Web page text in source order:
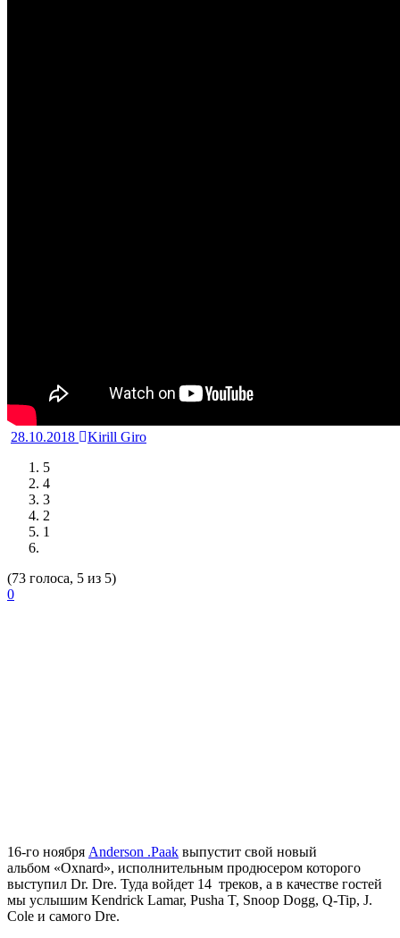
28.10.2018
Kirill Giro
5
4
3
2
1
(73 голоса, 5 из 5)
0
16-го ноября Anderson .Paak выпустит свой новый
альбом «Oxnard», исполнительным продюсером которого
выступил Dr. Dre. Туда войдет 14 треков, а в качестве гостей
мы услышим Kendrick Lamar, Pusha T, Snoop Dogg, Q-Tip, J.
Cole и самого Dre.